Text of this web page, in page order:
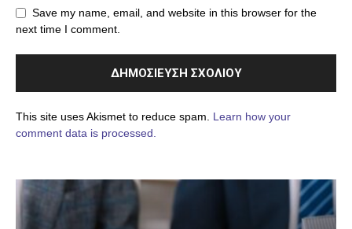
Save my name, email, and website in this browser for the
next time I comment.
This site uses Akismet to reduce spam. Learn how your
comment data is processed.